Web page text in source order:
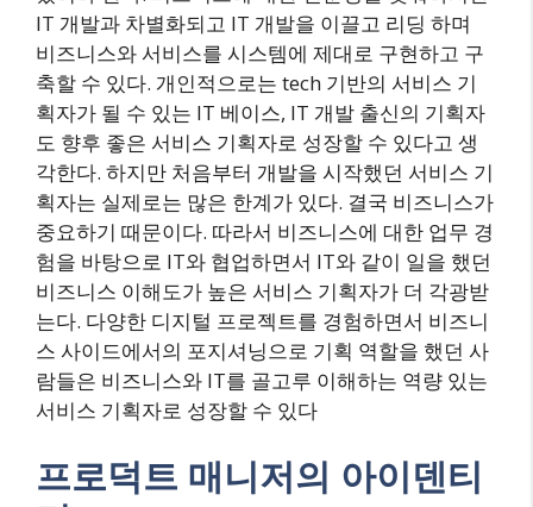
IT 개발과 차별화되고 IT 개발을 이끌고 리딩 하며
비즈니스와 서비스를 시스템에 제대로 구현하고 구
축할 수 있다. 개인적으로는 tech 기반의 서비스 기
획자가 될 수 있는 IT 베이스, IT 개발 출신의 기획자
도 향후 좋은 서비스 기획자로 성장할 수 있다고 생
각한다. 하지만 처음부터 개발을 시작했던 서비스 기
획자는 실제로는 많은 한계가 있다. 결국 비즈니스가
중요하기 때문이다. 따라서 비즈니스에 대한 업무 경
험을 바탕으로 IT와 협업하면서 IT와 같이 일을 했던
비즈니스 이해도가 높은 서비스 기획자가 더 각광받
는다. 다양한 디지털 프로젝트를 경험하면서 비즈니
스 사이드에서의 포지셔닝으로 기획 역할을 했던 사
람들은 비즈니스와 IT를 골고루 이해하는 역량 있는
서비스 기획자로 성장할 수 있다
프로덕트 매니저의 아이덴티